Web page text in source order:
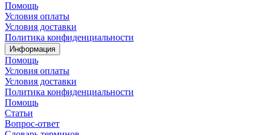
Помощь
Условия оплаты
Условия доставки
Политика конфиденциальности
Информация
Помощь
Условия оплаты
Условия доставки
Политика конфиденциальности
Помощь
Статьи
Вопрос-ответ